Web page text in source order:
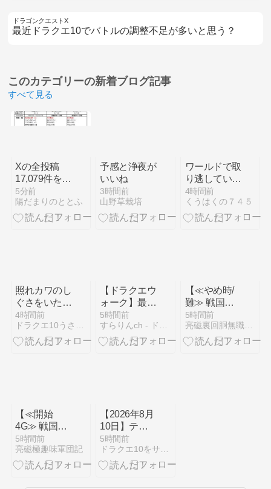
ドラゴンクエストX
最近ドラクエ10でバトルの調整不足が多いと思う？
このカテゴリーの新着ブログ記事
すべて見る
Xの全投稿
17,079件を分
析したら、通
説と逆の結果
が出ました
5分前
陽だまりのととふ
予感と浄夜が
いいね
3時間前
山野草栽培
ワールドで取
り逃していた
特殊装具を集
めていました
【モンスター
4時間前
くうはくの７４５
照れカワのし
ぐさをいただ
いたうさ！
【動画有】
4時間前
ドラクエ10うさぎの独り言
【ドラクエウ
ォーク】最近
強い武器連発
しすぎだから
逆にどうでも
5時間前
すらりんch - ドラクエウォーク攻略まとめ速報
【≪やめ時/
難≫ 戦国乙
女5『ノブナ
ガのアイキャ
ッチ(ステチ
5時間前
亮磁裏回胴無職記(ギャンブル凶)
【≪開始
4G≫ 戦国乙
女5『周期開
始時の赤文字
セリフ』恩
止/笑)】
5時間前
亮磁極趣味軍団記
【2026年8月
10日】テン
の日情報まと
め
5時間前
ドラクエ10をサービス終了までプレイしたプクリポのお話